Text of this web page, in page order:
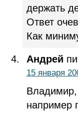
держать
Ответ
Как
Андрей
15 января
Владимир,
например